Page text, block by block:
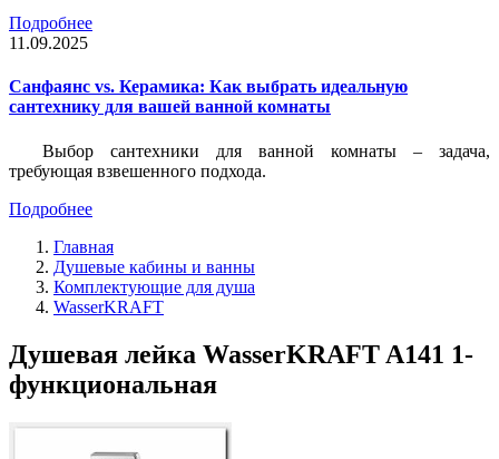
Подробнее
11.09.2025
Санфаянс vs. Керамика: Как выбрать идеальную
сантехнику для вашей ванной комнаты
Выбор сантехники для ванной комнаты – задача,
требующая взвешенного подхода.
Подробнее
Главная
Душевые кабины и ванны
Комплектующие для душа
WasserKRAFT
Душевая лейка WasserKRAFT A141 1-
функциональная